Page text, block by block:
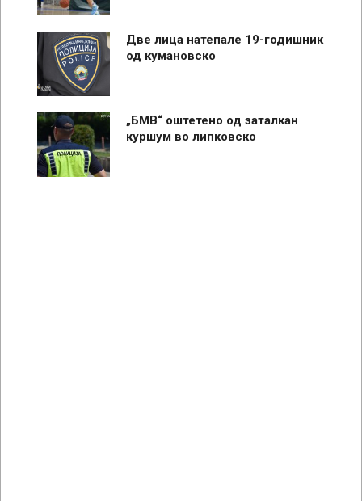
Две лица натепале 19-годишник
од кумановско
„БМВ“ оштетено од заталкан
куршум во липковско